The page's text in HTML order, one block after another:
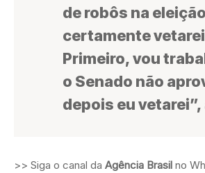
de robôs na
certamente
Primeiro, vou
o Senado não
depois eu
>> Siga o canal da Agência Brasil no